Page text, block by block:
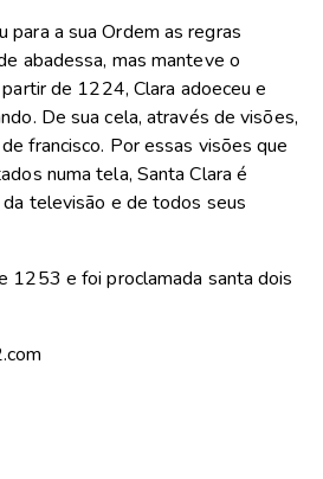
para a sua Ordem as regras
abadessa, mas manteve o
de 1224, Clara adoeceu e
De sua cela, através de visões,
francisco. Por essas visões que
numa tela, Santa Clara é
televisão e de todos seus
1253 e foi proclamada santa dois